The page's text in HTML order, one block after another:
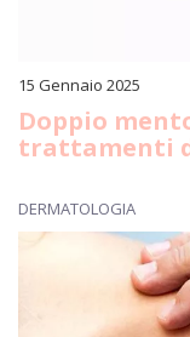
15 Gennaio 2025
Doppio
trattamenti
DERMATOLOGIA